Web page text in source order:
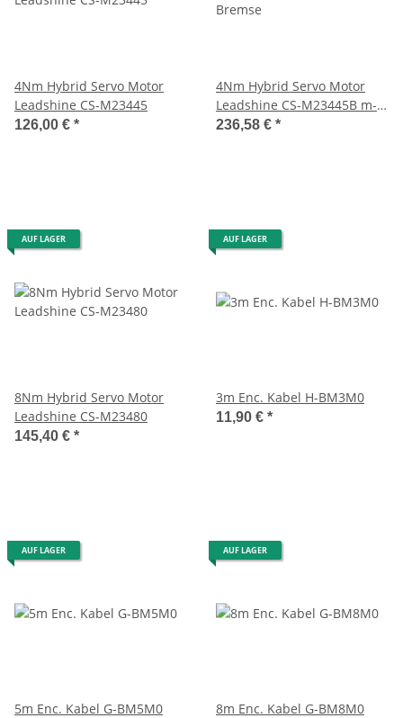
4Nm Hybrid Servo Motor
Leadshine CS-M23445
126,00 € *
4Nm Hybrid Servo Motor
Leadshine CS-M23445B m-
Bremse
236,58 € *
AUF LAGER
8Nm Hybrid Servo Motor
Leadshine CS-M23480
145,40 € *
AUF LAGER
3m Enc. Kabel H-BM3M0
11,90 € *
AUF LAGER
5m Enc. Kabel G-BM5M0
AUF LAGER
8m Enc. Kabel G-BM8M0